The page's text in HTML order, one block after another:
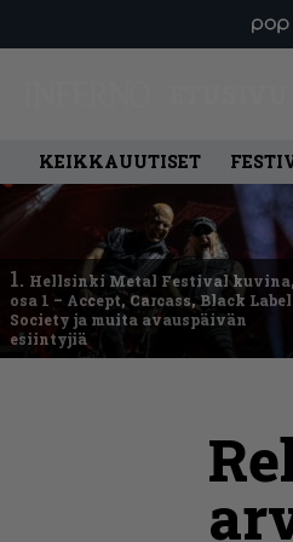
KEIKKAUUTISET
1. Hellsinki Metal Festival kuvina,
osa 1 – Accept, Carcass, Black Label
Society ja muita avauspäivän
esiintyjiä